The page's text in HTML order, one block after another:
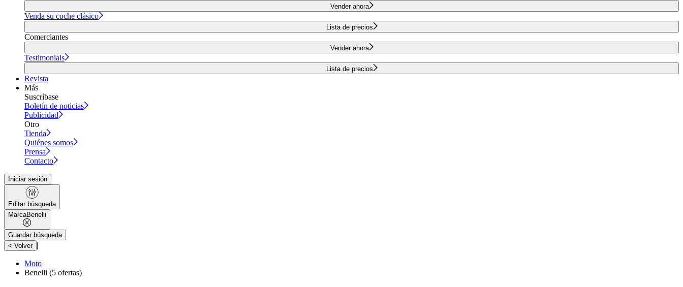
Vender ahora
Venda su coche clásico
Lista de precios
Comerciantes
Vender ahora
Testimonials
Lista de precios
Revista
Más
Suscríbase
Boletín de noticias
Publicidad
Otro
Tienda
Quiénes somos
Prensa
Contacto
Iniciar sesión
Editar búsqueda
MarcaBenelli
Guardar búsqueda
< Volver |
Moto
Benelli (5 ofertas)